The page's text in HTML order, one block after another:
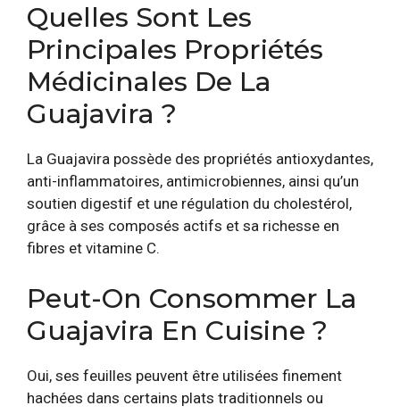
Quelles Sont Les
Principales Propriétés
Médicinales De La
Guajavira ?
La Guajavira possède des propriétés antioxydantes,
anti-inflammatoires, antimicrobiennes, ainsi qu’un
soutien digestif et une régulation du cholestérol,
grâce à ses composés actifs et sa richesse en
fibres et vitamine C.
Peut-On Consommer La
Guajavira En Cuisine ?
Oui, ses feuilles peuvent être utilisées finement
hachées dans certains plats traditionnels ou